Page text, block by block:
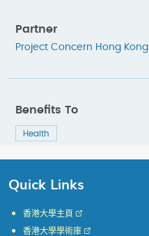
Partner
Project Concern Hong Kong
Benefits To
Health
Quick Links
香港大學主頁
香港大學學術庫